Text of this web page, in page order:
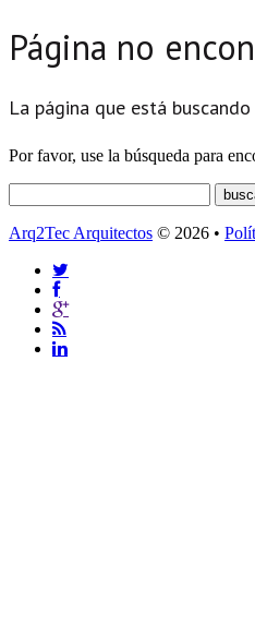
Página no
La página que está
Por favor, use la búsqueda para
Arq2Tec Arquitectos © 2026 •